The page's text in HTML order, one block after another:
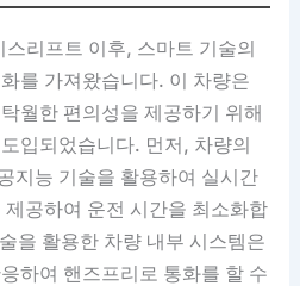
리프트 이후, 스마트 기술의
를 가져왔습니다. 이 차량은
월한 편의성을 제공하기 위해
입되었습니다. 먼저, 차량의
지능 기술을 활용하여 실시간
공하여 운전 시간을 최소화합
을 활용한 차량 내부 시스템은
하여 핸즈프리로 통화를 할 수